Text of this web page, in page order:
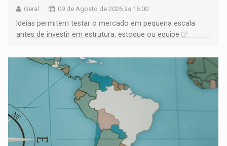
Geral 09 de Agosto de 2026 às 16:00
Ideias permitem testar o mercado em pequena escala
antes de investir em estrutura, estoque ou equipe